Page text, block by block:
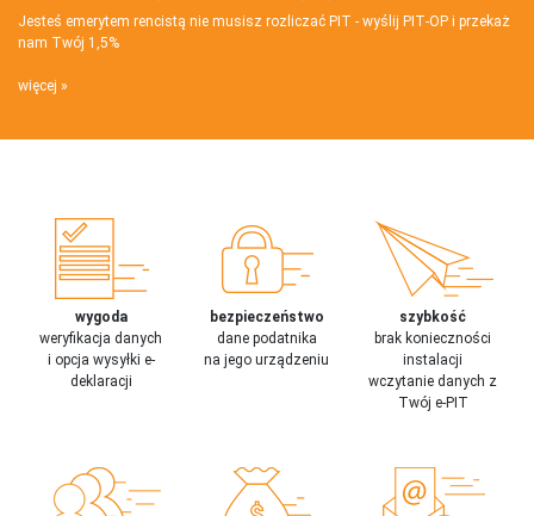
Jesteś emerytem rencistą nie musisz rozliczać PIT - wyślij PIT‑OP i przekaż
nam Twój 1,5%
więcej
wygoda
weryfikacja danych
i opcja wysyłki e-
deklaracji
bezpieczeństwo
dane podatnika
na jego urządzeniu
szybkość
brak konieczności
instalacji
wczytanie danych z
Twój e-PIT